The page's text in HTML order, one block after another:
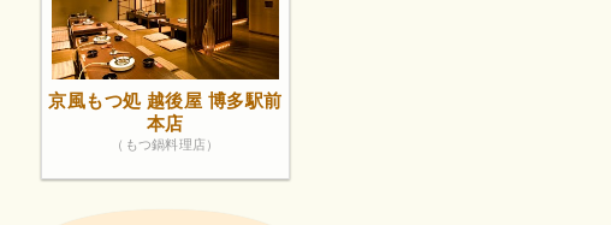
京風もつ処 越後屋 博多駅前
本店
（もつ鍋料理店）